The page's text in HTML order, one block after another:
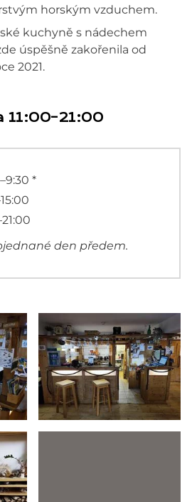
horským vzduchem.
kuchyně s nádechem
úspěšně zakořenila od
2021.
*
den předem.